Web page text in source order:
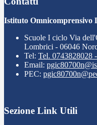
Istituto Omnicomprensivo
Scuole I ciclo Via
Lombrici - 06046
Tel: Tel. 0743828028
Email:
PEC:
Sezione Link Utili